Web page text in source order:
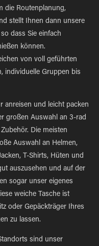
die Routenplanung,
stellt Ihnen dann unsere
dass Sie einfach
können.
von voll geführten
individuelle Gruppen bis
anreisen und leicht packen
großen Auswahl an 3-rad
Die meisten
Auswahl an Helmen,
T-Shirts, Hüten und
auszusehen und auf der
sogar unser eigenes
weiche Tasche ist
oder Gepäckträger Ihres
zu lassen.
sind unser